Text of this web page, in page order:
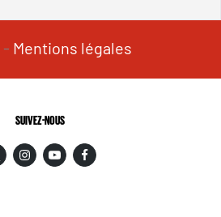
- Mentions légales
SUIVEZ-NOUS